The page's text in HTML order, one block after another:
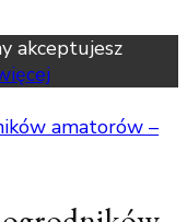
akceptujesz